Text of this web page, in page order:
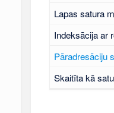
Lapas satura
Indeksācija ar
Pāradresāciju
Skaitīta kā